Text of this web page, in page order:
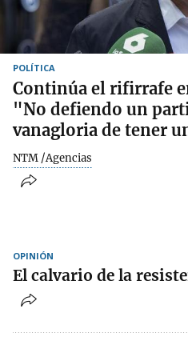
POLÍTICA
Continúa el rifirrafe
"No defiendo un
vanagloria de tener
NTM /Agencias
OPINIÓN
El calvario de la